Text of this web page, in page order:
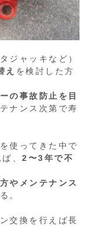
ジャッキなど）
え を検討した方
の事故防止を目
ナンス次第で寿
使ってきた中で
ば、2〜3年で不
やメンテナンス
。
交換を行えば長